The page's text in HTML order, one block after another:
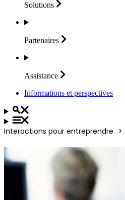
Solutions
Partenaires
Assistance
Informations et perspectives
Interactions pour entreprendre